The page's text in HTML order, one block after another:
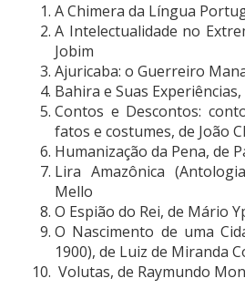
A Chimera da Língua
A Intelectualidade no
Jobim
Ajuricaba: o Guerreiro
Bahira e Suas
Contos e Descontos:
fatos e costumes, de João
Humanização da Pena, de
Lira Amazônica
Mello
O Espião do Rei, de Mário
O Nascimento de uma
1900), de Luiz de Miranda
Volutas, de Raymundo